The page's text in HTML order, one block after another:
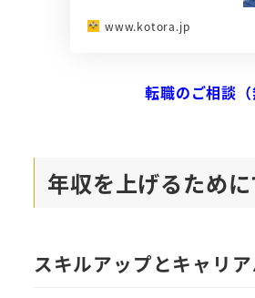
www.kotora.jp
転職のご相談
年収を上げるため
スキルアップとキャリ